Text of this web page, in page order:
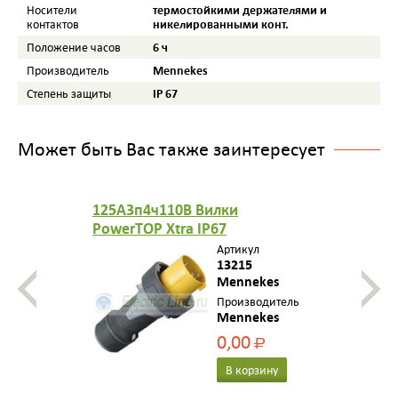
Носители
контактов
термостойкими держателями и
никелированными конт.
Положение часов 6 ч
Производитель Mennekes
Степень защиты IP 67
Может быть Вас также заинтересует
125A3п4ч110B Вилки
PowerTOP Xtra IP67
Артикул
13215
Mennekes
Производитель
Mennekes
0,00Р
В корзину